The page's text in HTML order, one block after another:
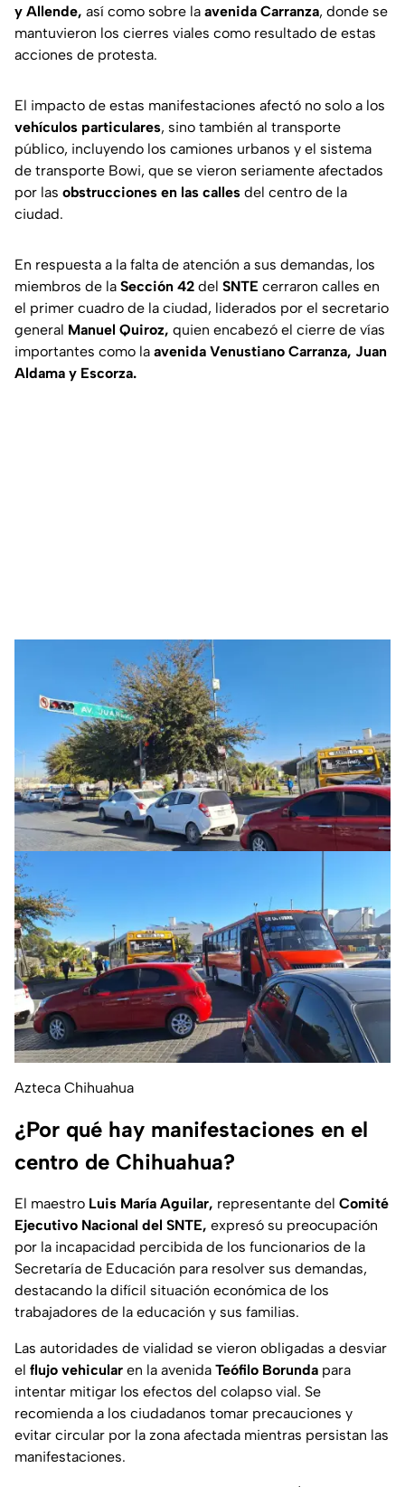
y Allende, así como sobre la avenida Carranza, donde se
mantuvieron los cierres viales como resultado de estas
acciones de protesta.
El impacto de estas manifestaciones afectó no solo a los
vehículos particulares, sino también al transporte
público, incluyendo los camiones urbanos y el sistema
de transporte Bowi, que se vieron seriamente afectados
por las obstrucciones en las calles del centro de la
ciudad.
En respuesta a la falta de atención a sus demandas, los
miembros de la Sección 42 del SNTE cerraron calles en
el primer cuadro de la ciudad, liderados por el secretario
general Manuel Quiroz, quien encabezó el cierre de vías
importantes como la avenida Venustiano Carranza, Juan
Aldama y Escorza.
Azteca Chihuahua
¿Por qué hay manifestaciones en el
centro de Chihuahua?
El maestro Luis María Aguilar, representante del Comité
Ejecutivo Nacional del SNTE, expresó su preocupación
por la incapacidad percibida de los funcionarios de la
Secretaría de Educación para resolver sus demandas,
destacando la difícil situación económica de los
trabajadores de la educación y sus familias.
Las autoridades de vialidad se vieron obligadas a desviar
el flujo vehicular en la avenida Teófilo Borunda para
intentar mitigar los efectos del colapso vial. Se
recomienda a los ciudadanos tomar precauciones y
evitar circular por la zona afectada mientras persistan las
manifestaciones.